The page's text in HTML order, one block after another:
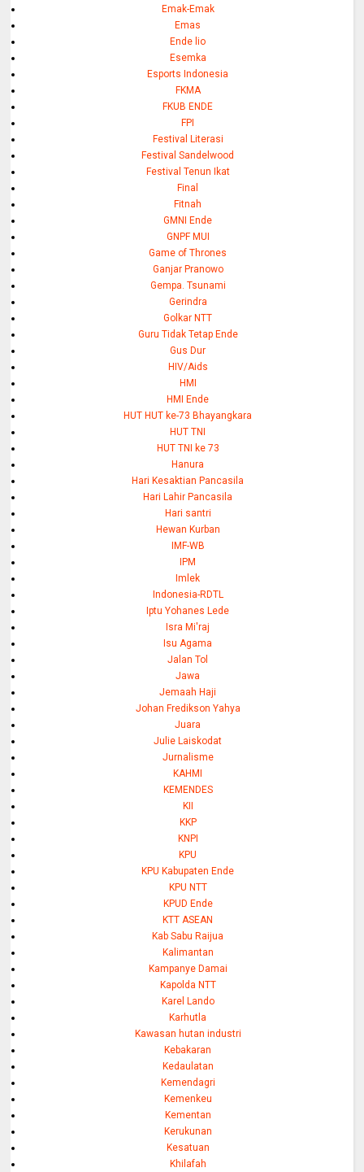
Emak-Emak
Emas
Ende lio
Esemka
Esports Indonesia
FKMA
FKUB ENDE
FPI
Festival Literasi
Festival Sandelwood
Festival Tenun Ikat
Final
Fitnah
GMNI Ende
GNPF MUI
Game of Thrones
Ganjar Pranowo
Gempa. Tsunami
Gerindra
Golkar NTT
Guru Tidak Tetap Ende
Gus Dur
HIV/Aids
HMI
HMI Ende
HUT HUT ke-73 Bhayangkara
HUT TNI
HUT TNI ke 73
Hanura
Hari Kesaktian Pancasila
Hari Lahir Pancasila
Hari santri
Hewan Kurban
IMF-WB
IPM
Imlek
Indonesia-RDTL
Iptu Yohanes Lede
Isra Mi'raj
Isu Agama
Jalan Tol
Jawa
Jemaah Haji
Johan Fredikson Yahya
Juara
Julie Laiskodat
Jurnalisme
KAHMI
KEMENDES
KII
KKP
KNPI
KPU
KPU Kabupaten Ende
KPU NTT
KPUD Ende
KTT ASEAN
Kab Sabu Raijua
Kalimantan
Kampanye Damai
Kapolda NTT
Karel Lando
Karhutla
Kawasan hutan industri
Kebakaran
Kedaulatan
Kemendagri
Kemenkeu
Kementan
Kerukunan
Kesatuan
Khilafah